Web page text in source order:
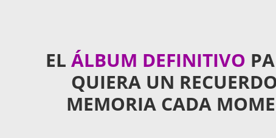
EL ÁLBUM DEFINITIVO
QUIERA UN
MEMORIA CADA